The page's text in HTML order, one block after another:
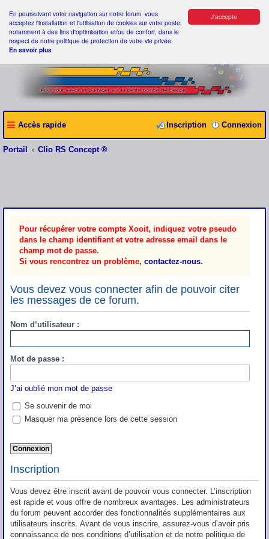
J'accepte
En poursuivant votre navigation sur notre forum, vous
acceptez l'installation et l'utilisation de cookies sur votre poste,
notamment à des fins d'optimisation et/ou de confort, dans le
respect de notre politique de protection de votre vie privée.
En savoir plus
Accès rapide Connexion
Inscription
Portail Clio RS Concept ®
Pour récupérer votre compte Xooit, indiquez votre pseudo
dans le champ identifiant et votre adresse email dans le
champ mot de passe.
Si vous rencontrez un problème, contactez-nous.
Vous devez vous connecter afin de pouvoir citer
les messages de ce forum.
Nom d’utilisateur :
Mot de passe :
J’ai oublié mon mot de passe
Se souvenir de moi
Masquer ma présence lors de cette session
Inscription
Vous devez être inscrit avant de pouvoir vous connecter. L’inscription
est rapide et vous offre de nombreux avantages. Les administrateurs
du forum peuvent accorder des fonctionnalités supplémentaires aux
utilisateurs inscrits. Avant de vous inscrire, assurez-vous d’avoir pris
connaissance de nos conditions d’utilisation et de notre politique de